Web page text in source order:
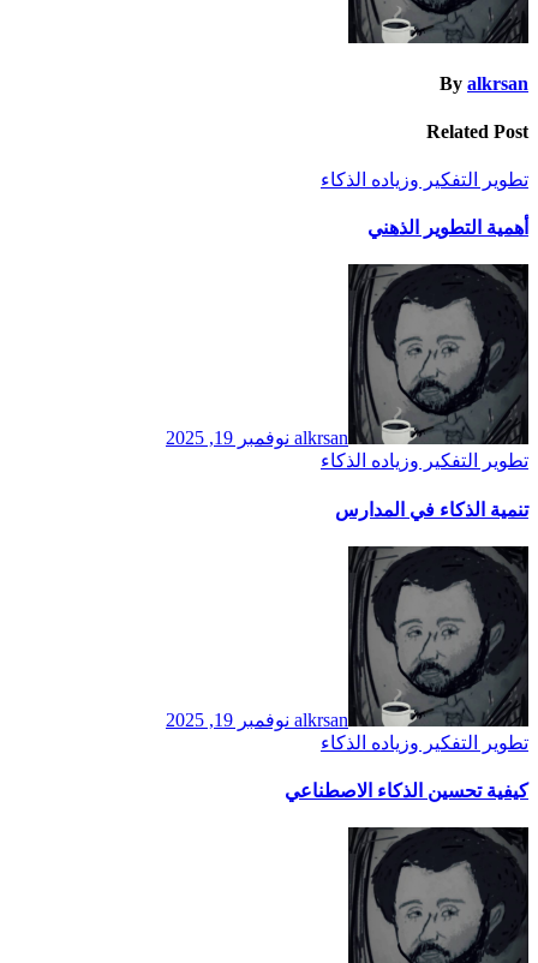
By alkrsan
Related Post
تطوير التفكير وزياده الذكاء
أهمية التطوير الذهني
alkrsan نوفمبر 19, 2025
تطوير التفكير وزياده الذكاء
تنمية الذكاء في المدارس
alkrsan نوفمبر 19, 2025
تطوير التفكير وزياده الذكاء
كيفية تحسين الذكاء الاصطناعي